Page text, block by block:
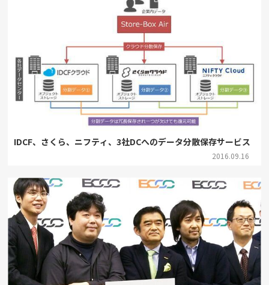
IDCF、さくら、ニフティ、3社DCへのデータ分散保存サービス
2016.09.16